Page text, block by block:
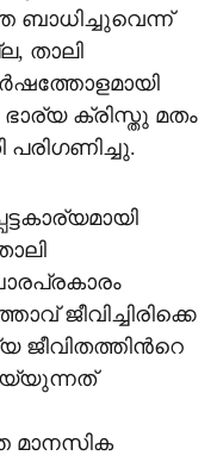
ബാധിച്ചുവെന്ന്
താലി
ക്രിസ്തു മതം
ജീവിച്ചിരിക്കെ
ജീവിതത്തിന്‍റെ
മാനസിക